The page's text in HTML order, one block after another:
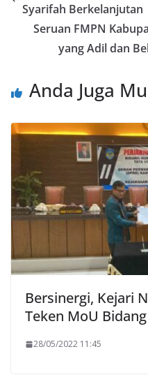
Syarifah Berkelanjutan
Seruan FMPN
yang Adil dan
Anda Juga
Bersinergi, Kejari
Teken MoU
28/05/2022 11:45